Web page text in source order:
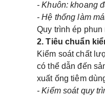
- Khuôn: khoang
- Hệ thống làm
Quy trình ép
2. Tiêu chuẩn
Kiểm soát chất
có thể dẫn đến
xuất ống tiêm
- Kiểm soát quy